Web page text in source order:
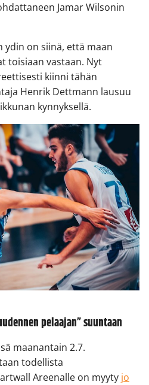
Jamar Wilsonin
ydin on siinä, että maan
toisiaan vastaan. Nyt
kiinni tähän
Henrik Dettmann lausuu
kynnyksellä.
pelaajan” suuntaan
maanantain 2.7.
todellista
Areenalle on myyty jo